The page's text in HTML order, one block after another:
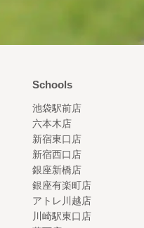
Schools
池袋駅前店
六本木店
新宿東口店
新宿西口店
銀座新橋店
銀座有楽町店
アトレ川越店
川崎駅東口店